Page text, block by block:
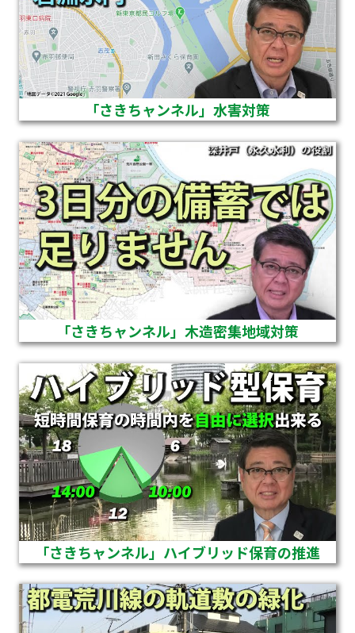
「さきちャンネル」水害対策
「さきちャンネル」木造密集地域対策
「さきちャンネル」ハイブリッド保育の推進